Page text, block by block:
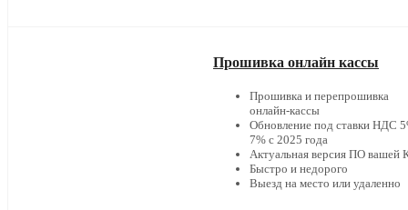
Прошивка онлайн кассы
Прошивка и перепрошивка
онлайн-кассы
Обновление под ставки НДС
7% с 2025 года
Актуальная версия ПО вашей
Быстро и недорого
Выезд на место или удаленно